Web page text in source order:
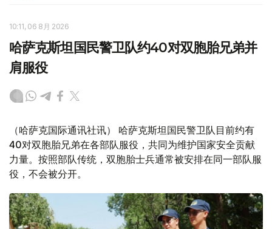
10:11, 06 8月 2026
哈萨克斯坦国民警卫队约40对双胞胎兄弟并
肩服役
（哈萨克国际通讯社讯） 哈萨克斯坦国民警卫队目前约有
40对双胞胎兄弟在各部队服役，共同为维护国家安全贡献
力量。按照部队传统，双胞胎士兵通常被安排在同一部队服
役，不会被分开。